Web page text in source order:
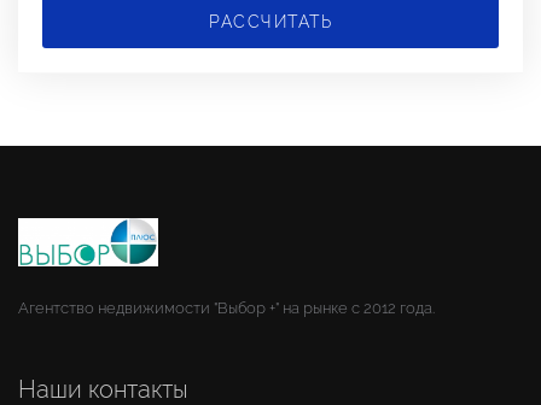
РАССЧИТАТЬ
Агентство недвижимости "Выбор +" на рынке с 2012 года.
Наши контакты